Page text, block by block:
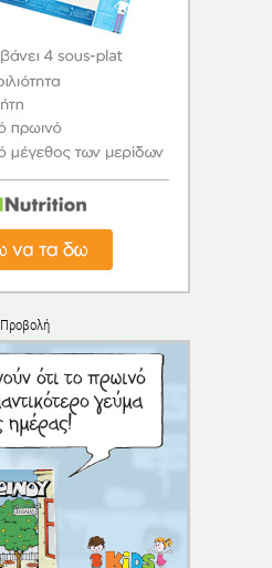
Προβολή